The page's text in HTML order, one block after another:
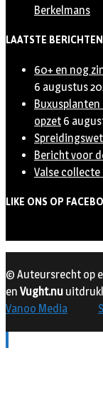
Berkelmans
LAATSTE BERICHTEN
60+ en nog
6 augustus
opzet 6
Bericht voor
Valse collecte
LIKE ONS OP
© Auteursrecht op
en Vught.nu
Vanoo Media